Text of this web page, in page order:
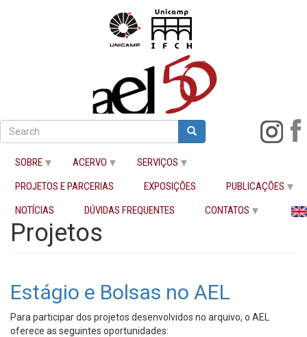
para
principal
Buscar
Search Search
SOBRE ACERVO
SERVIÇOS
PROJETOS E PARCERIAS
EXPOSIÇÕES
PUBLICAÇÕES
NOTÍCIAS
DÚVIDAS FREQUENTES CONTATOS
Projetos
Estágio e Bolsas no AEL
Para participar dos projetos desenvolvidos no arquivo, o AEL
oferece as seguintes oportunidades: